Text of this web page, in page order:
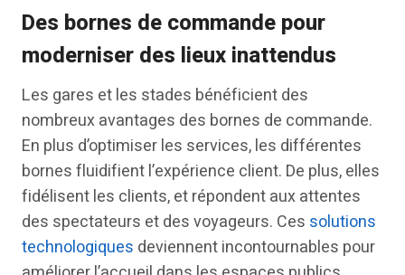
Des bornes de commande pour
moderniser des lieux inattendus
Les gares et les stades bénéficient des
nombreux avantages des bornes de commande.
En plus d’optimiser les services, les différentes
bornes fluidifient l’expérience client. De plus, elles
fidélisent les clients, et répondent aux attentes
des spectateurs et des voyageurs. Ces solutions
technologiques deviennent incontournables pour